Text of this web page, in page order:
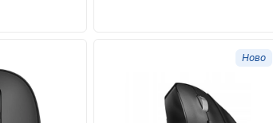
Ново